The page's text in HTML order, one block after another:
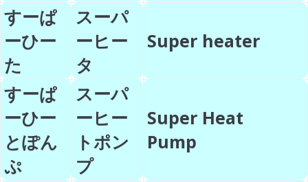
すーぱ
ーひー
た
スーパ
ーヒー
タ
Super heater
すーぱ
ーひー
とぽん
ぷ
スーパ
ーヒー
トポン
プ
Super Heat
Pump